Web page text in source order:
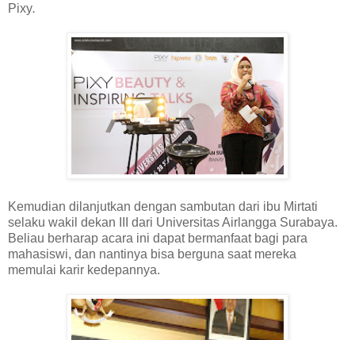
Pixy.
Kemudian dilanjutkan dengan sambutan dari ibu Mirtati
selaku wakil dekan III dari Universitas Airlangga Surabaya.
Beliau berharap acara ini dapat bermanfaat bagi para
mahasiswi, dan nantinya bisa berguna saat mereka
memulai karir kedepannya.